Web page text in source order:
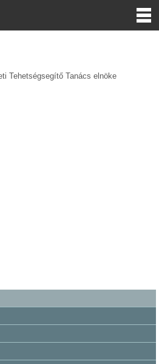
Tehetségsegítő Tanács elnöke